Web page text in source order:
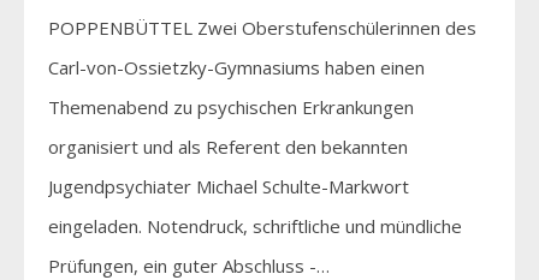
POPPENBÜTTEL Zwei Oberstufenschülerinnen des
Carl-von-Ossietzky-Gymnasiums haben einen
Themenabend zu psychischen Erkrankungen
organisiert und als Referent den bekannten
Jugendpsychiater Michael Schulte-Markwort
eingeladen. Notendruck, schriftliche und mündliche
Prüfungen, ein guter Abschluss -…